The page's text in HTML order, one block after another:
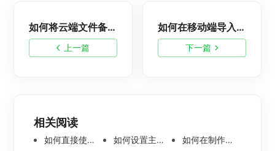
上一篇
如何将云端文件备份到本地磁盘？
下一篇
如何在移动端导入思维导图文件呢？
相关阅读
如何直接使用语音输入节点内容呢 如何设置主题节点内的文本方向
如何在制作组织架构思维导图时添加旁支型架构